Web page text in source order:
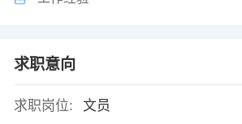
求职意向
求职岗位:
文员